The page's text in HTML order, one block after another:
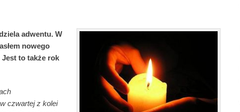
adwentu. W
nowego
Jest to także rok
czwartej z kolei